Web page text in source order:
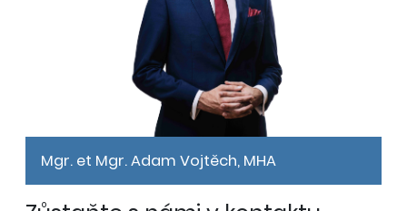
Mgr. et Mgr. Adam Vojtěch, MHA